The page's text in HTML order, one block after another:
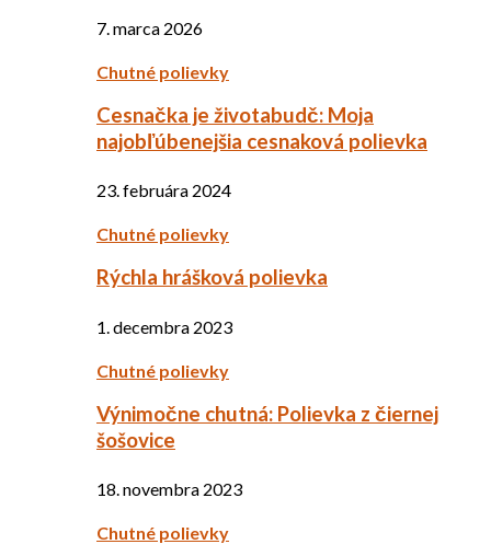
7. marca 2026
Chutné polievky
Cesnačka je životabudč: Moja
najobľúbenejšia cesnaková polievka
23. februára 2024
Chutné polievky
Rýchla hrášková polievka
1. decembra 2023
Chutné polievky
Výnimočne chutná: Polievka z čiernej
šošovice
18. novembra 2023
Chutné polievky